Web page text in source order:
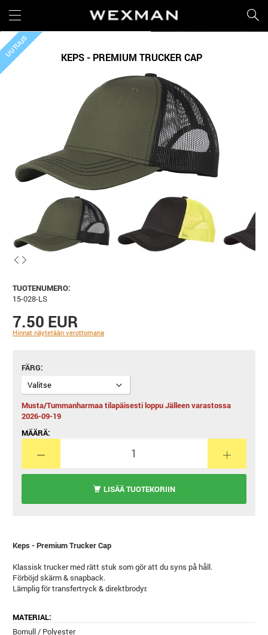
KEPS - PREMIUM TRUCKER CAP
UUTUUS
TUOTENUMERO:
15-028-LS
7.50 EUR
Hinnat näytetään verottomana
FÄRG
Musta/Tummanharmaa tilapäisesti loppu Jälleen varastossa
2026-09-19
MÄÄRÄ:
LISÄÄ TUOTEKORIIN
Keps - Premium Trucker Cap
Klassisk trucker med rätt stuk som gör att du syns på håll.
Förböjd skärm & snapback.
Lämplig för transfertryck & direktbrodyr.
MATERIAL:
Bomull / Polyester